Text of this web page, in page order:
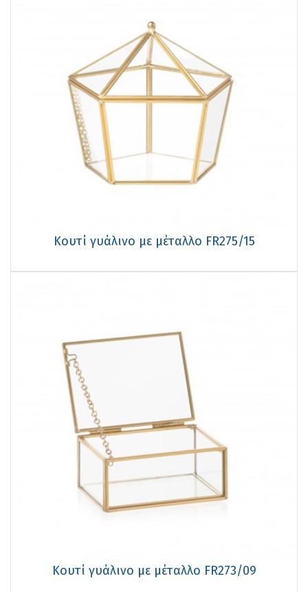
Κουτί γυάλινο με μέταλλο FR275/15
Κουτί γυάλινο με μέταλλο FR273/09